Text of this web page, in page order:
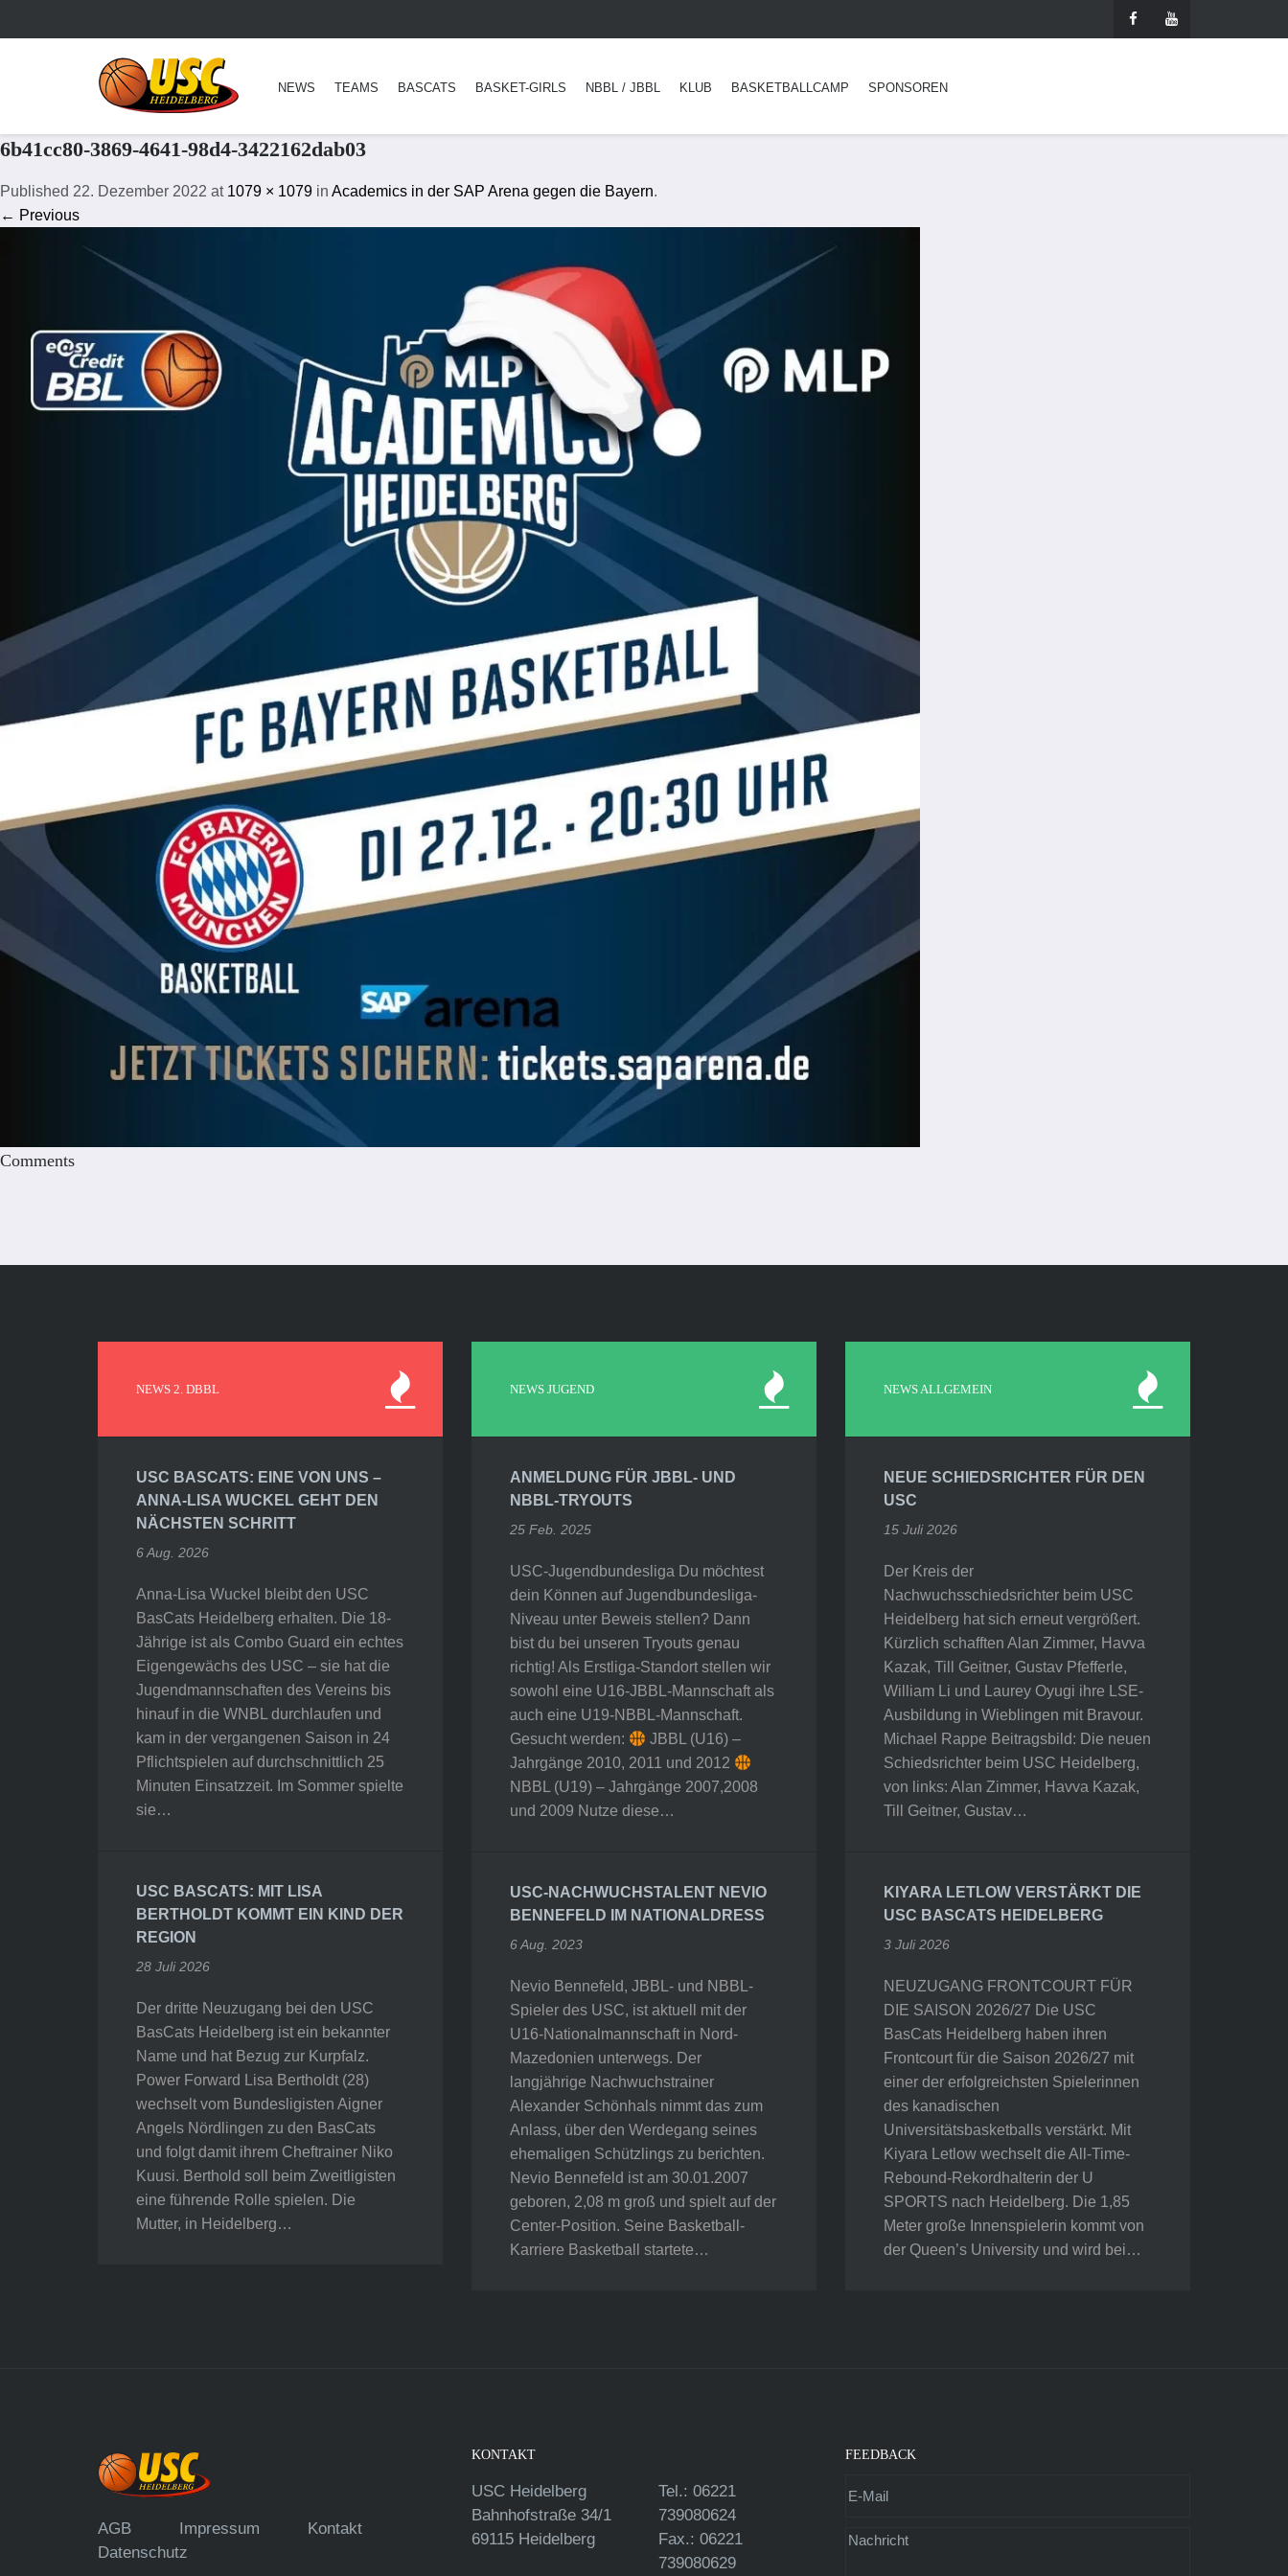
NEWS TEAMS BASCATS BASKET-GIRLS NBBL / JBBL KLUB BASKETBALLCAMP SPONSOREN
6b41cc80-3869-4641-98d4-3422162dab03
Published 22. Dezember 2022 at 1079 × 1079 in Academics in der SAP Arena gegen die Bayern.
← Previous
Comments
NEWS 2. DBBL
USC BASCATS: EINE VON UNS –
ANNA-LISA WUCKEL GEHT DEN
NÄCHSTEN SCHRITT
6 Aug. 2026
Anna-Lisa Wuckel bleibt den USC
BasCats Heidelberg erhalten. Die 18-
Jährige ist als Combo Guard ein echtes
Eigengewächs des USC – sie hat die
Jugendmannschaften des Vereins bis
hinauf in die WNBL durchlaufen und
kam in der vergangenen Saison in 24
Pflichtspielen auf durchschnittlich 25
Minuten Einsatzzeit. Im Sommer spielte
sie…
USC BASCATS: MIT LISA
BERTHOLDT KOMMT EIN KIND DER
REGION
28 Juli 2026
Der dritte Neuzugang bei den USC
BasCats Heidelberg ist ein bekannter
Name und hat Bezug zur Kurpfalz.
Power Forward Lisa Bertholdt (28)
wechselt vom Bundesligisten Aigner
Angels Nördlingen zu den BasCats
und folgt damit ihrem Cheftrainer Niko
Kuusi. Berthold soll beim Zweitligisten
eine führende Rolle spielen. Die
Mutter, in Heidelberg…
NEWS JUGEND
ANMELDUNG FÜR JBBL- UND
NBBL-TRYOUTS
25 Feb. 2025
USC-Jugendbundesliga Du möchtest
dein Können auf Jugendbundesliga-
Niveau unter Beweis stellen? Dann
bist du bei unseren Tryouts genau
richtig! Als Erstliga-Standort stellen wir
sowohl eine U16-JBBL-Mannschaft als
auch eine U19-NBBL-Mannschaft.
Gesucht werden:
JBBL (U16) –
Jahrgänge 2010, 2011 und 2012
NBBL (U19) – Jahrgänge 2007,2008
und 2009 Nutze diese…
USC-NACHWUCHSTALENT NEVIO
BENNEFELD IM NATIONALDRESS
6 Aug. 2023
Nevio Bennefeld, JBBL- und NBBL-
Spieler des USC, ist aktuell mit der
U16-Nationalmannschaft in Nord-
Mazedonien unterwegs. Der
langjährige Nachwuchstrainer
Alexander Schönhals nimmt das zum
Anlass, über den Werdegang seines
ehemaligen Schützlings zu berichten.
Nevio Bennefeld ist am 30.01.2007
geboren, 2,08 m groß und spielt auf der
Center-Position. Seine Basketball-
Karriere Basketball startete…
NEWS ALLGEMEIN
NEUE SCHIEDSRICHTER FÜR DEN
USC
15 Juli 2026
Der Kreis der
Nachwuchsschiedsrichter beim USC
Heidelberg hat sich erneut vergrößert.
Kürzlich schafften Alan Zimmer, Havva
Kazak, Till Geitner, Gustav Pfefferle,
William Li und Laurey Oyugi ihre LSE-
Ausbildung in Wieblingen mit Bravour.
Michael Rappe Beitragsbild: Die neuen
Schiedsrichter beim USC Heidelberg,
von links: Alan Zimmer, Havva Kazak,
Till Geitner, Gustav…
KIYARA LETLOW VERSTÄRKT DIE
USC BASCATS HEIDELBERG
3 Juli 2026
NEUZUGANG FRONTCOURT FÜR
DIE SAISON 2026/27 Die USC
BasCats Heidelberg haben ihren
Frontcourt für die Saison 2026/27 mit
einer der erfolgreichsten Spielerinnen
des kanadischen
Universitätsbasketballs verstärkt. Mit
Kiyara Letlow wechselt die All-Time-
Rebound-Rekordhalterin der U
SPORTS nach Heidelberg. Die 1,85
Meter große Innenspielerin kommt von
der Queen’s University und wird bei…
AGB Impressum
Kontakt
Datenschutz
KONTAKT
USC Heidelberg
Bahnhofstraße 34/1
69115 Heidelberg
Tel.: 06221
739080624
Fax.: 06221
739080629
FEEDBACK